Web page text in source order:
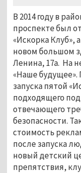
В 2014 году в
проспекте был
«Искорка Клуб»,
новом большом
Ленина, 17а. На
«Наше будущее».
запуска пятой
подходящего
отвечающего
безопасности.
стоимость
после запуска
новый детский
препятствия,